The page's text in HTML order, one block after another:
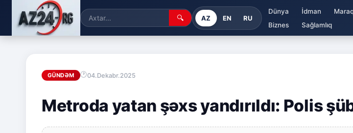
🔍 AZ EN RU
Dünya İdman
Biznes
Sağlamlıq
GÜNDƏM 04.Dekabr.2025
Metroda yatan şəxs yandırıldı: Polis